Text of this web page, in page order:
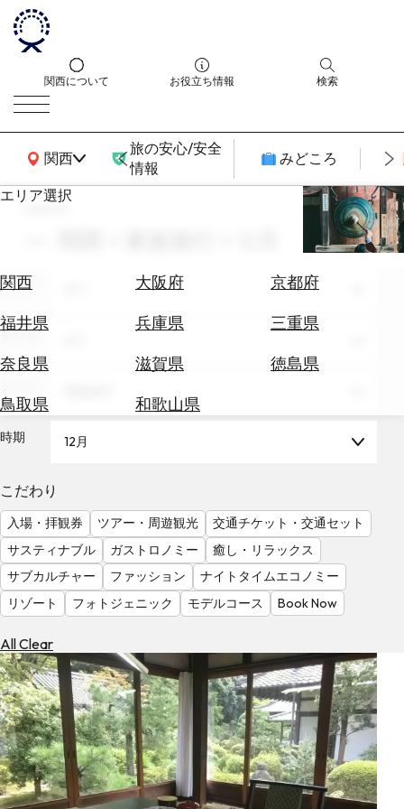
関西について お役立ち情報 検索
関西
関西広域MAP
旅の安心/安全
情報
みどころ
エリア選択
関西 大阪府
京都府
福井県
兵庫県
三重県
奈良県
滋賀県
徳島県
鳥取県
和歌山県
エ
券
テ
を
調
べ
る
天
気
を
見
る
search
エリア
テーマ
時期 12月
こだわり
入場・拝観券 ツアー・周遊観光
交通チケット・交通セット
サスティナブル
ガストロノミー
癒し・リラックス
サブカルチャー
ファッション
ナイトタイムエコノミー
リゾート
フォトジェニック モデルコース Book Now
All Clear